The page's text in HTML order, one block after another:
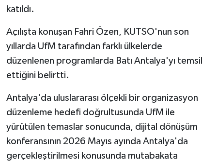
katıldı.
Açılışta konuşan Fahri Özen, KUTSO'nun son
yıllarda UfM tarafından farklı ülkelerde
düzenlenen programlarda Batı Antalya'yı temsil
ettiğini belirtti.
Antalya'da uluslararası ölçekli bir organizasyon
düzenleme hedefi doğrultusunda UfM ile
yürütülen temaslar sonucunda, dijital dönüşüm
konferansının 2026 Mayıs ayında Antalya'da
gerçekleştirilmesi konusunda mutabakata